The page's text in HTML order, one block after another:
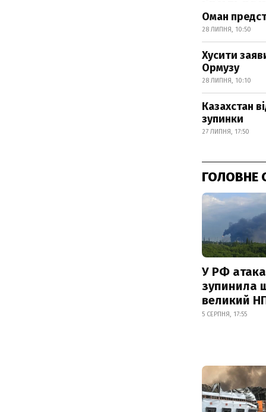
Оман
28 ЛИПНЯ, 10:50
Хусити
Ормузу
28 ЛИПНЯ, 10:10
Казахстан
зупинки
27 ЛИПНЯ, 17:50
ГОЛОВНЕ
У РФ
зупинила
великий
5 СЕРПНЯ, 17:55